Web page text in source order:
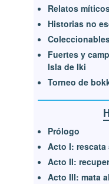
Relatos
Historias no
Fuertes y
Isla de Iki
Torneo de
Prólogo
Acto I: rescata
Acto II:
Acto III: mata